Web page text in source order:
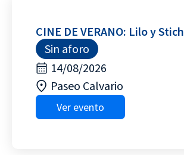
CINE DE VERANO: Lilo y Stich
Sin aforo
14/08/2026
Paseo Calvario
Ver evento